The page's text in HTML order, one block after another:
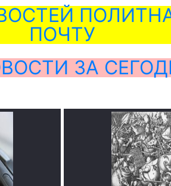
ПОЧТУ
ЗА